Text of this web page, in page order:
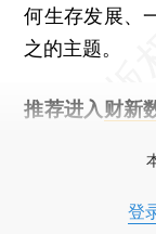
何生存发展、
之的主题。
推荐进入 财新
登